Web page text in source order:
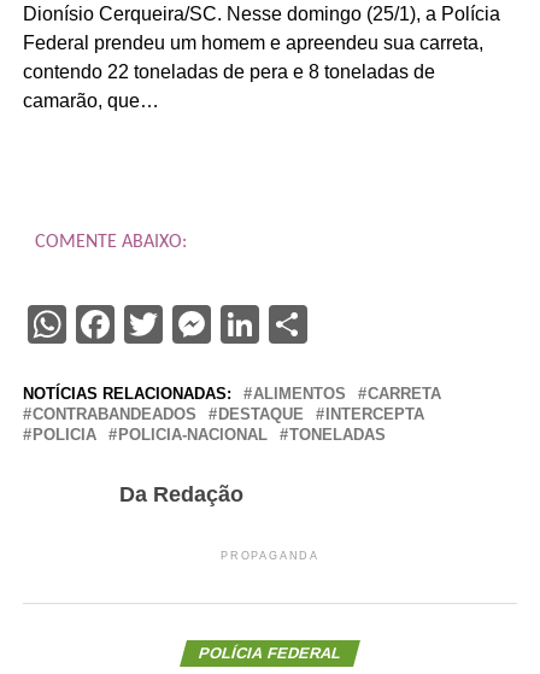
Dionísio Cerqueira/SC. Nesse domingo (25/1), a Polícia
Federal prendeu um homem e apreendeu sua carreta,
contendo 22 toneladas de pera e 8 toneladas de
camarão, que…
COMENTE ABAIXO:
WhatsApp
Facebook
Twitter
Messenger
LinkedIn
Share
NOTÍCIAS RELACIONADAS: ALIMENTOS
CARRETA
CONTRABANDEADOS
DESTAQUE
INTERCEPTA
POLICIA
POLICIA-NACIONAL TONELADAS
Da Redação
PROPAGANDA
POLÍCIA FEDERAL